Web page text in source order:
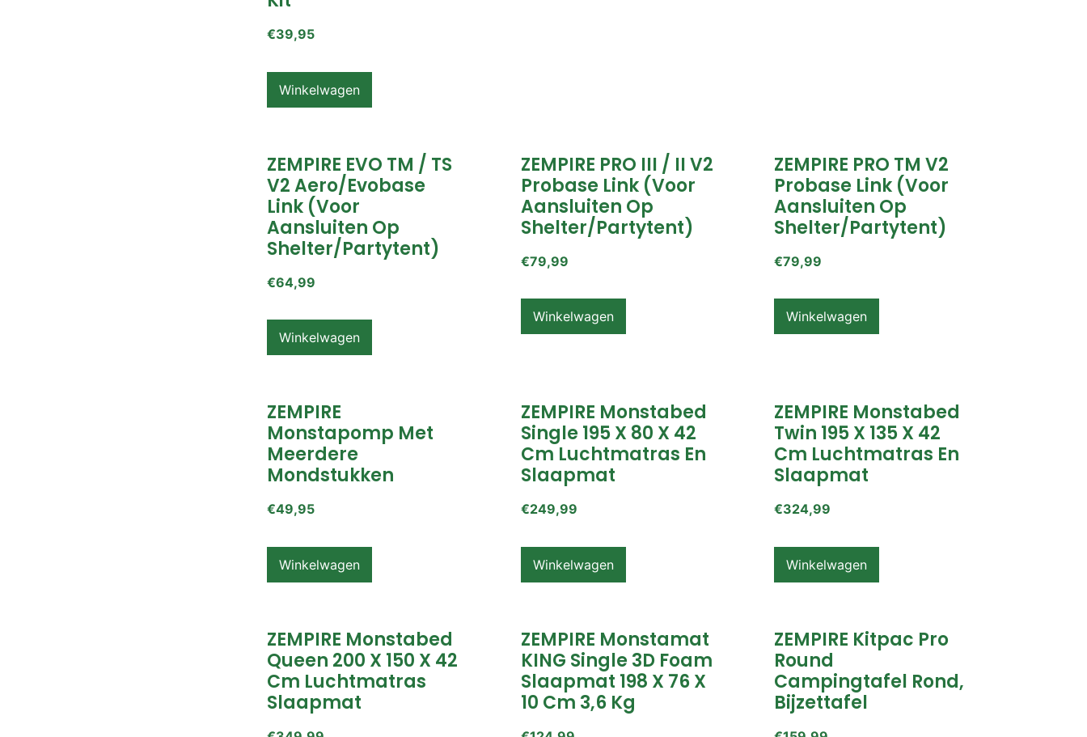
€39,95
Winkelwagen
ZEMPIRE EVO TM / TS
V2 Aero/Evobase
Link (voor
Aansluiten Op
Shelter/partytent)
€64,99
Winkelwagen
ZEMPIRE PRO III / II V2
Probase Link (voor
Aansluiten Op
Shelter/partytent)
€79,99
Winkelwagen
ZEMPIRE PRO TM V2
Probase Link (voor
Aansluiten Op
Shelter/partytent)
€79,99
Winkelwagen
ZEMPIRE
Monstapomp Met
Meerdere
Mondstukken
€49,95
Winkelwagen
ZEMPIRE Monstabed
Single 195 X 80 X 42
Cm Luchtmatras En
Slaapmat
€249,99
Winkelwagen
ZEMPIRE Monstabed
Twin 195 X 135 X 42
Cm Luchtmatras En
Slaapmat
€324,99
Winkelwagen
ZEMPIRE Monstabed
Queen 200 X 150 X 42
Cm Luchtmatras
Slaapmat
ZEMPIRE Monstamat
KING Single 3D Foam
Slaapmat 198 X 76 X
10 Cm 3,6 Kg
ZEMPIRE Kitpac Pro
Round
Campingtafel Rond,
Bijzettafel